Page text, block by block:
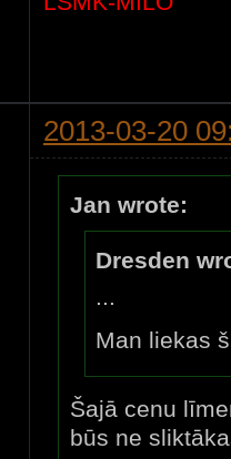
2013-03-20
Jan wrote:
Dresden
Man liekas
Šajā cenu
būs ne